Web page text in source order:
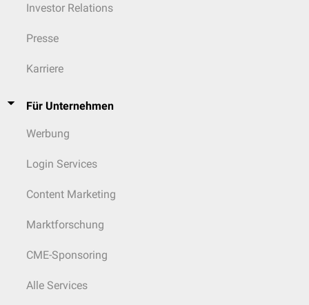
Investor Relations
Presse
Karriere
Für Unternehmen
Werbung
Login Services
Content Marketing
Marktforschung
CME-Sponsoring
Alle Services